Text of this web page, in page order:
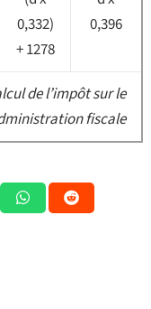
0,332)
+ 1278
0,396
de l’impôt sur le
fiscale